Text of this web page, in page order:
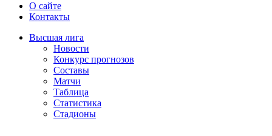
О сайте
Контакты
Высшая лига
Новости
Конкурс прогнозов
Составы
Матчи
Таблица
Статистика
Стадионы